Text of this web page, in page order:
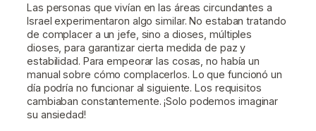
Las personas que vivían en las áreas circundantes a
Israel experimentaron algo similar. No estaban tratando
de complacer a un jefe, sino a dioses, múltiples
dioses, para garantizar cierta medida de paz y
estabilidad. Para empeorar las cosas, no había un
manual sobre cómo complacerlos. Lo que funcionó un
día podría no funcionar al siguiente. Los requisitos
cambiaban constantemente. ¡Solo podemos imaginar
su ansiedad!